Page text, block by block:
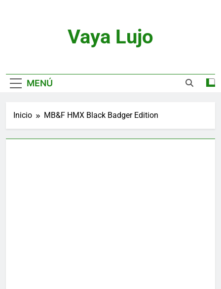
Vaya Lujo
MENÚ
Inicio MB&F HMX Black Badger Edition